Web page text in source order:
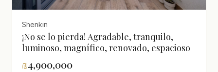
Shenkin
¡No se lo pierda! Agradable, tranquilo,
luminoso, magnífico, renovado, espacioso
₪4,900,000